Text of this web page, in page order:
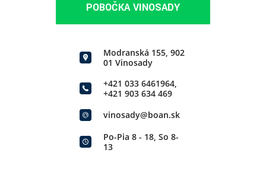
POBOČKA VINOSADY
Modranská 155, 902
01 Vinosady
+421 033 6461964,
+421 903 634 469
vinosady@boan.sk
Po-Pia 8 - 18, So 8-
13